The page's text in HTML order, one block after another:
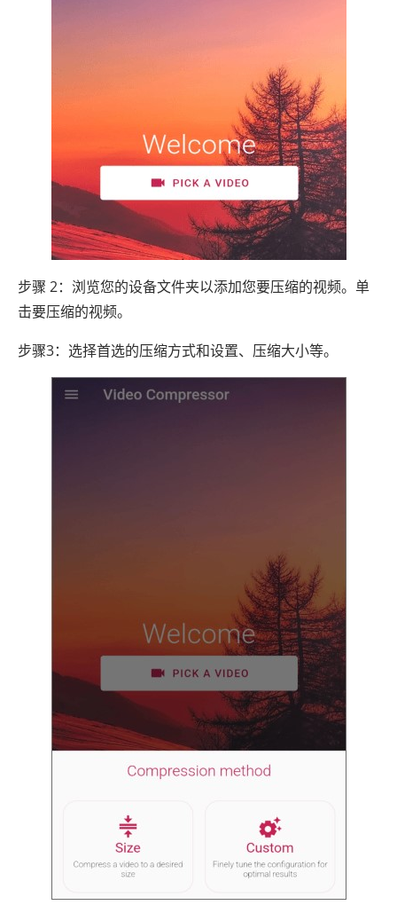
步骤 2：浏览您的设备文件夹以添加您要压缩的视频。单
击要压缩的视频。
步骤3：选择首选的压缩方式和设置、压缩大小等。